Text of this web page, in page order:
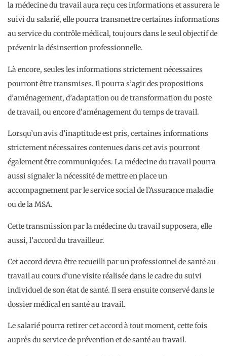
la médecine du travail aura reçu ces informations et assurera le
suivi du salarié, elle pourra transmettre certaines informations
au service du contrôle médical, toujours dans le seul objectif de
prévenir la désinsertion professionnelle.
Là encore, seules les informations strictement nécessaires
pourront être transmises. Il pourra s’agir des propositions
d’aménagement, d’adaptation ou de transformation du poste
de travail, ou encore d’aménagement du temps de travail.
Lorsqu’un avis d’inaptitude est pris, certaines informations
strictement nécessaires contenues dans cet avis pourront
également être communiquées. La médecine du travail pourra
aussi signaler la nécessité de mettre en place un
accompagnement par le service social de l’Assurance maladie
ou de la MSA.
Cette transmission par la médecine du travail supposera, elle
aussi, l’accord du travailleur.
Cet accord devra être recueilli par un professionnel de santé au
travail au cours d’une visite réalisée dans le cadre du suivi
individuel de son état de santé. Il sera ensuite conservé dans le
dossier médical en santé au travail.
Le salarié pourra retirer cet accord à tout moment, cette fois
auprès du service de prévention et de santé au travail.